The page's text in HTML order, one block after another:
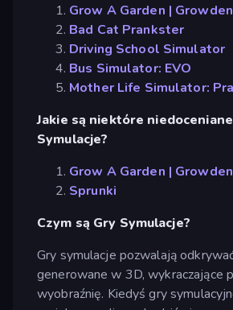
Grow A Garden |
Bad Cat Prankster
Driving School Simulator
Bus Simulator: EVO
Mother Life Simulator:
Jakie są niektóre
Symulacje?
Grow A Garden |
Sprunki
Czym są Gry Symulacje?
Gry symulacje pozwalają
generowane w 3D, wykraczające
wyobraźnię. Kiedyś gry